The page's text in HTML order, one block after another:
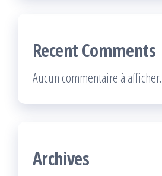
Recent Comments
Aucun commentaire à afficher.
Archives